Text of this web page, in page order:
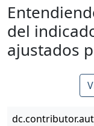
del
ajustados